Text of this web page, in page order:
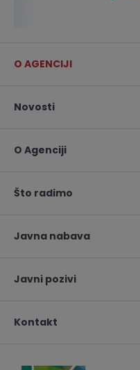
O AGENCIJI
Novosti
O Agenciji
Što radimo
Javna nabava
Javni pozivi
Kontakt